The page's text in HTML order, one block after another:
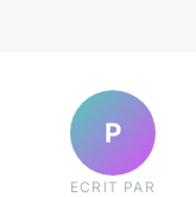
P
ECRIT PAR